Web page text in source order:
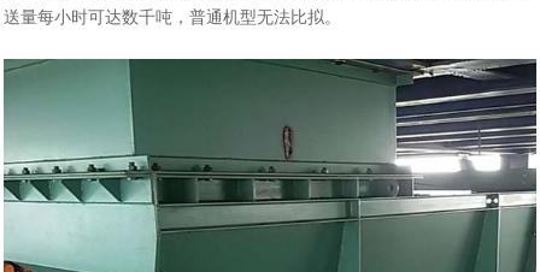
送量每小时可达数千吨，普通机型无法比拟。